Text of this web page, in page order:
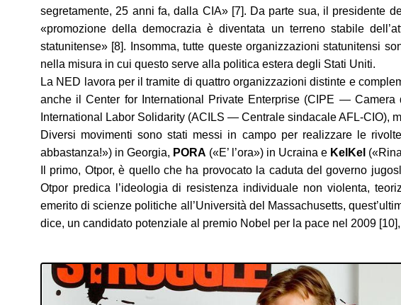
segretamente, 25 anni fa, dalla CIA» [7]. Da parte sua, il presidente
«promozione della democrazia è diventata un terreno stabile
statunitense» [8]. Insomma, tutte queste organizzazioni statunitensi
nella misura in cui questo serve alla politica estera degli Stati Uniti.
La NED lavora per il tramite di quattro organizzazioni distinte e
anche il Center for International Private Enterprise (CIPE —
International Labor Solidarity (ACILS — Centrale sindacale AFL-CIO),
Diversi movimenti sono stati messi in campo per realizzare le
abbastanza!») in Georgia, PORA («E’ l’ora») in Ucraina e KelKel
Il primo, Otpor, è quello che ha provocato la caduta del governo
Otpor predica l’ideologia di resistenza individuale non violenta,
emerito di scienze politiche all’Università del Massachusetts,
dice, un candidato potenziale al premio Nobel per la pace nel 2009